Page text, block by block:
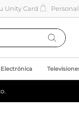
Unity Card
Electrónica